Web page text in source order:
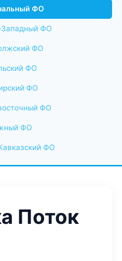
ФО
ФО
ФО
ФО
ФО
ФО
ФО
ФО
Поток